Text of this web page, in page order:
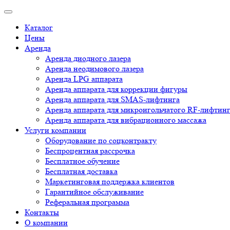
Каталог
Цены
Аренда
Аренда диодного лазера
Аренда неодимового лазера
Аренда LPG аппарата
Аренда аппарата для коррекции фигуры
Аренда аппарата для SMAS-лифтинга
Аренда аппарата для микроигольчатого RF-
Аренда аппарата для вибрационного массажа
Услуги компании
Оборудование по соцконтракту
Беспроцентная рассрочка
Бесплатное обучение
Бесплатная доставка
Маркетинговая поддержка клиентов
Гарантийное обслуживание
Реферальная программа
Контакты
О компании